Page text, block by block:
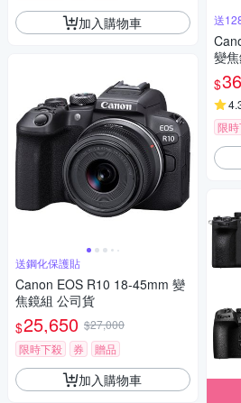
加入購物車
送鋼化保護貼
Canon EOS R10 18-45mm 變
焦鏡組 公司貨
$25,650 $27,000
限時下殺
券 贈品
加入購物車
送
盒
變
$
限